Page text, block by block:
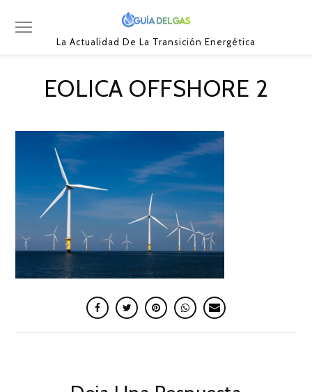
La Actualidad De La Transición Energética
EOLICA OFFSHORE 2